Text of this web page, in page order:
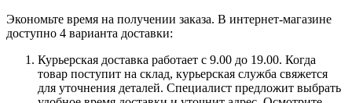
Экономьте время на получении заказа. В интернет-магазине
доступно 4 варианта доставки:
Курьерская доставка работает с 9.00 до 19.00. Когда
товар поступит на склад, курьерская служба свяжется
для уточнения деталей. Специалист предложит выбрать